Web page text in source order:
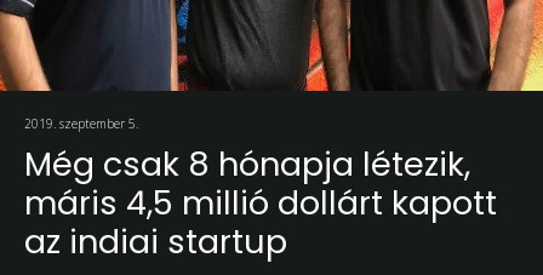
2019. szeptember 5.
Még csak 8 hónapja létezik,
máris 4,5 millió dollárt kapott
az indiai startup